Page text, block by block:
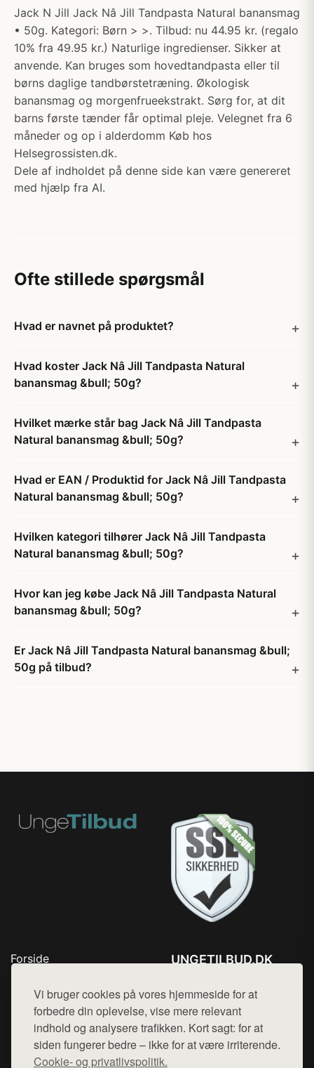
Vi bruger cookies på vores hjemmeside for at
forbedre din oplevelse, vise mere relevant
indhold og analysere trafikken. Kort sagt: for at
siden fungerer bedre – ikke for at være irriterende.
Cookie- og privatlivspolitik.
Jack N Jill Jack Nâ Jill Tandpasta Natural banansmag
• 50g. Kategori: Børn > >. Tilbud: nu 44.95 kr. (regalo
10% fra 49.95 kr.) Naturlige ingredienser. Sikker at
anvende. Kan bruges som hovedtandpasta eller til
børns daglige tandbørstetræning. Økologisk
banansmag og morgenfrueekstrakt. Sørg for, at dit
barns første tænder får optimal pleje. Velegnet fra 6
måneder og op i alderdomm Køb hos
Helsegrossisten.dk.
Dele af indholdet på denne side kan være genereret
med hjælp fra AI.
Ofte stillede spørgsmål
Hvad er navnet på produktet?
Hvad koster Jack Nâ Jill Tandpasta Natural
banansmag &bull; 50g?
Hvilket mærke står bag Jack Nâ Jill Tandpasta
Natural banansmag &bull; 50g?
Hvad er EAN / Produktid for Jack Nâ Jill Tandpasta
Natural banansmag &bull; 50g?
Hvilken kategori tilhører Jack Nâ Jill Tandpasta
Natural banansmag &bull; 50g?
Hvor kan jeg købe Jack Nâ Jill Tandpasta Natural
banansmag &bull; 50g?
Er Jack Nâ Jill Tandpasta Natural banansmag &bull;
50g på tilbud?
Forside
Top Rabatter
Blog
Kontakt
UNGETILBUD.DK
Mail: hej@want.dk
Cookie- og privatlivspolitik